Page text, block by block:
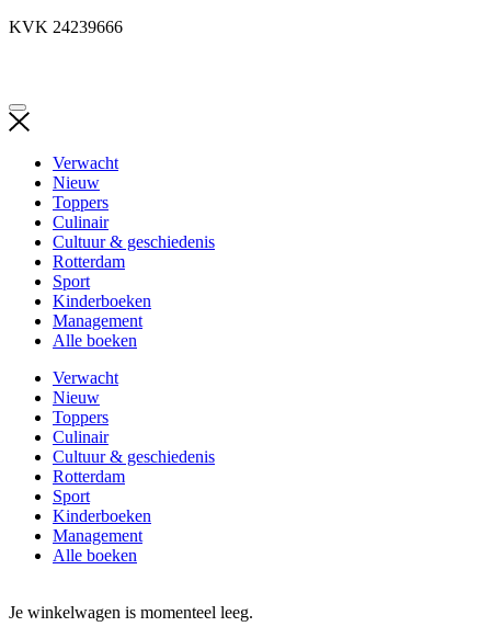
KVK 24239666
Verwacht
Nieuw
Toppers
Culinair
Cultuur & geschiedenis
Rotterdam
Sport
Kinderboeken
Management
Alle boeken
Verwacht
Nieuw
Toppers
Culinair
Cultuur & geschiedenis
Rotterdam
Sport
Kinderboeken
Management
Alle boeken
Je winkelwagen is momenteel leeg.